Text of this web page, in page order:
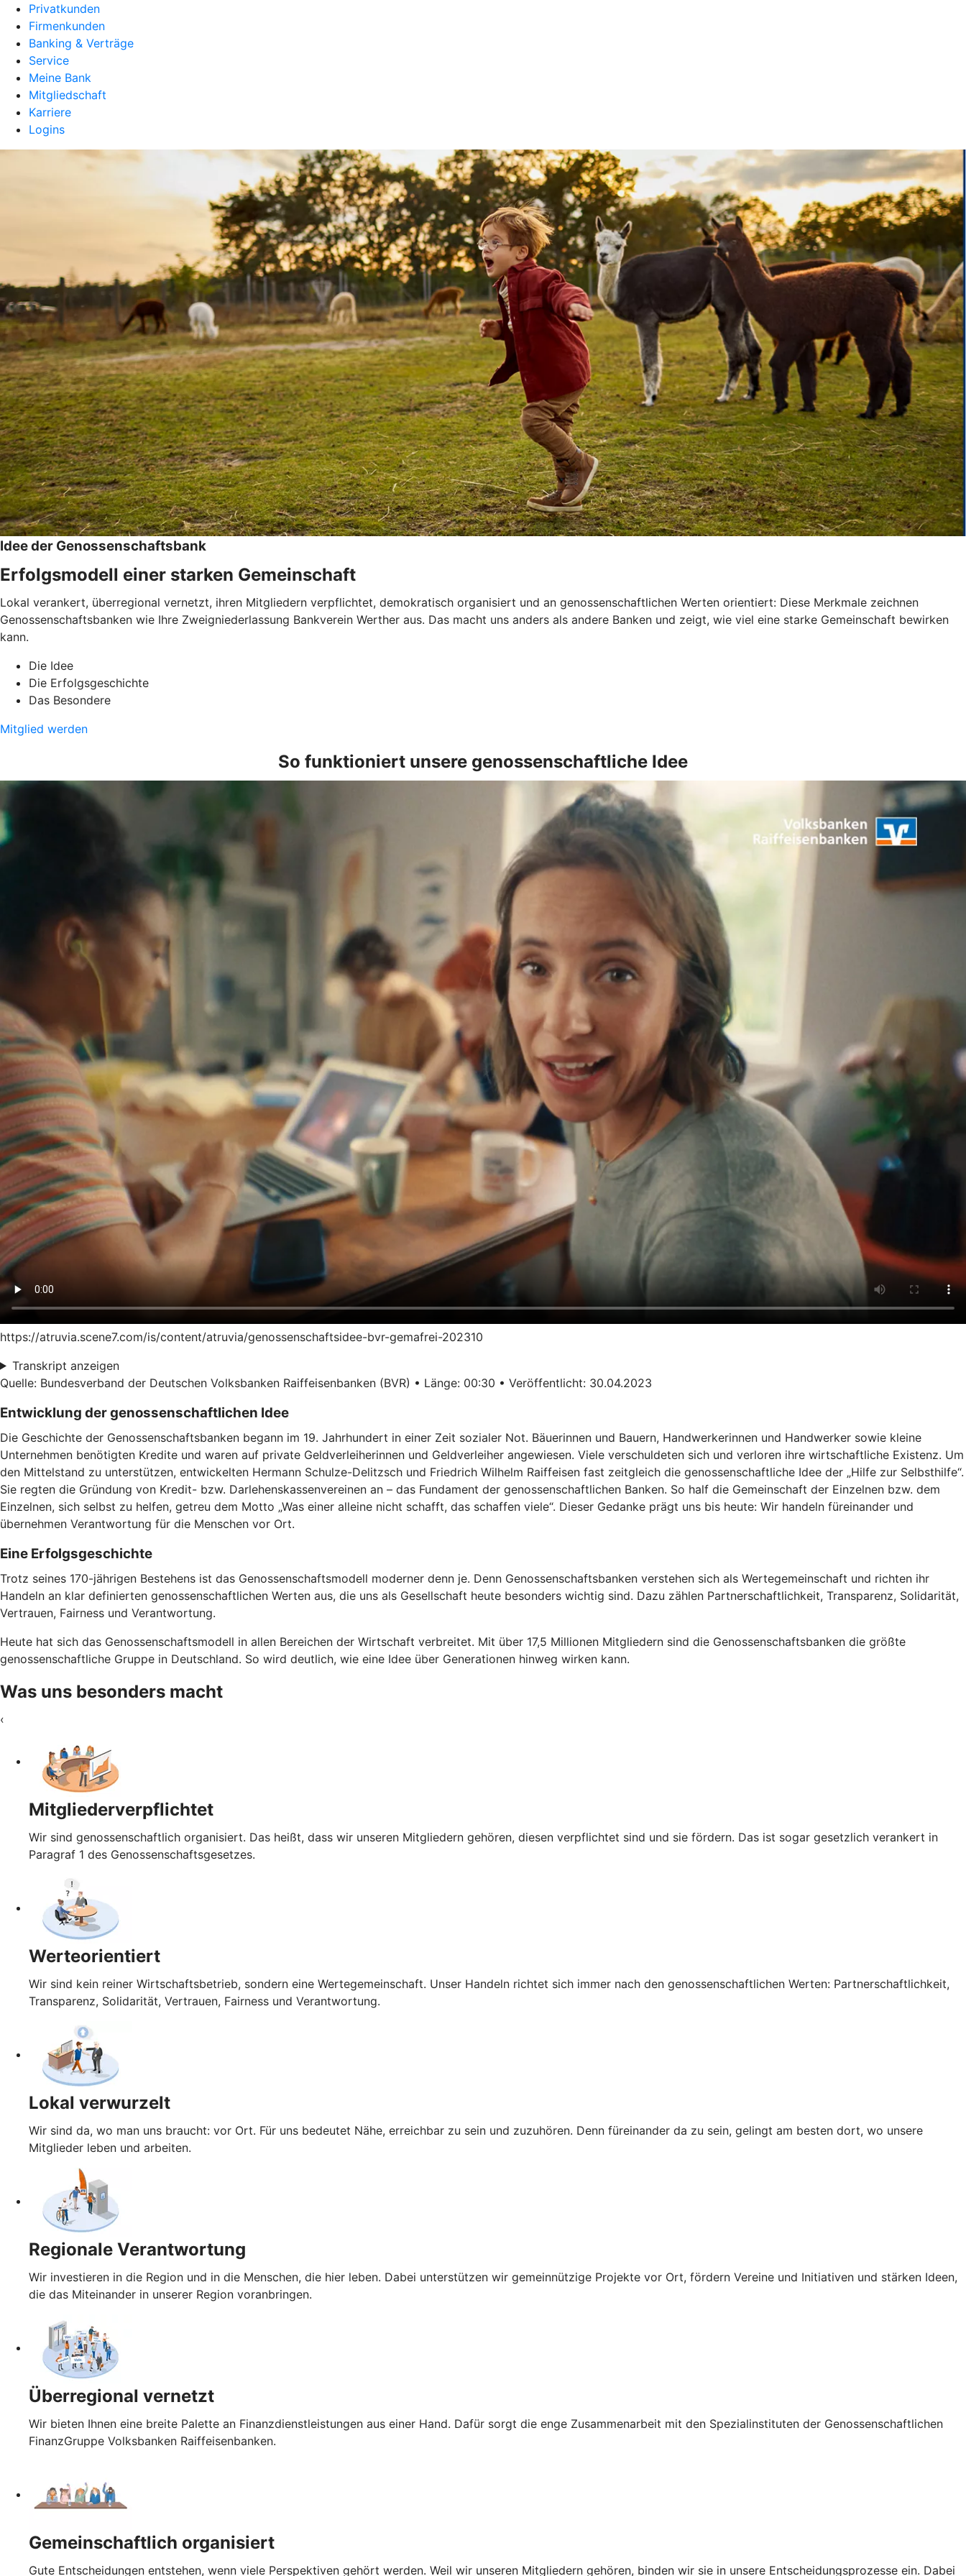
Privatkunden
Firmenkunden
Banking & Verträge
Service
Meine Bank
Mitgliedschaft
Karriere
Logins
Idee der Genossenschaftsbank
Erfolgsmodell einer starken Gemeinschaft
Lokal verankert, überregional vernetzt, ihren Mitgliedern verpflichtet, demokratisch organisiert und an genossenschaftlichen Werten orientiert: Diese Merkmale zeichnen
Genossenschaftsbanken wie Ihre Zweigniederlassung Bankverein Werther aus. Das macht uns anders als andere Banken und zeigt, wie viel eine starke Gemeinschaft bewirken
kann.
Die Idee
Die Erfolgsgeschichte
Das Besondere
Mitglied werden
So funktioniert unsere genossenschaftliche Idee
https://atruvia.scene7.com/is/content/atruvia/genossenschaftsidee-bvr-gemafrei-202310
Transkript anzeigen
Quelle: Bundesverband der Deutschen Volksbanken Raiffeisenbanken (BVR) • Länge: 00:30 • Veröffentlicht: 30.04.2023
Entwicklung der genossenschaftlichen Idee
Die Geschichte der Genossenschaftsbanken begann im 19. Jahrhundert in einer Zeit sozialer Not. Bäuerinnen und Bauern, Handwerkerinnen und Handwerker sowie kleine
Unternehmen benötigten Kredite und waren auf private Geldverleiherinnen und Geldverleiher angewiesen. Viele verschuldeten sich und verloren ihre wirtschaftliche Existenz. Um
den Mittelstand zu unterstützen, entwickelten Hermann Schulze-Delitzsch und Friedrich Wilhelm Raiffeisen fast zeitgleich die genossenschaftliche Idee der „Hilfe zur Selbsthilfe“.
Sie regten die Gründung von Kredit- bzw. Darlehenskassenvereinen an – das Fundament der genossenschaftlichen Banken. So half die Gemeinschaft der Einzelnen bzw. dem
Einzelnen, sich selbst zu helfen, getreu dem Motto „Was einer alleine nicht schafft, das schaffen viele“. Dieser Gedanke prägt uns bis heute: Wir handeln füreinander und
übernehmen Verantwortung für die Menschen vor Ort.
Eine Erfolgsgeschichte
Trotz seines 170-jährigen Bestehens ist das Genossenschaftsmodell moderner denn je. Denn Genossenschaftsbanken verstehen sich als Wertegemeinschaft und richten ihr
Handeln an klar definierten genossenschaftlichen Werten aus, die uns als Gesellschaft heute besonders wichtig sind. Dazu zählen Partnerschaftlichkeit, Transparenz, Solidarität,
Vertrauen, Fairness und Verantwortung.
Heute hat sich das Genossenschaftsmodell in allen Bereichen der Wirtschaft verbreitet. Mit über 17,5 Millionen Mitgliedern sind die Genossenschaftsbanken die größte
genossenschaftliche Gruppe in Deutschland. So wird deutlich, wie eine Idee über Generationen hinweg wirken kann.
Was uns besonders macht
‹
Mitgliederverpflichtet
Wir sind genossenschaftlich organisiert. Das heißt, dass wir unseren Mitgliedern gehören, diesen verpflichtet sind und sie fördern. Das ist sogar gesetzlich verankert in
Paragraf 1 des Genossenschaftsgesetzes.
Werteorientiert
Wir sind kein reiner Wirtschaftsbetrieb, sondern eine Wertegemeinschaft. Unser Handeln richtet sich immer nach den genossenschaftlichen Werten: Partnerschaftlichkeit,
Transparenz, Solidarität, Vertrauen, Fairness und Verantwortung.
Lokal verwurzelt
Wir sind da, wo man uns braucht: vor Ort. Für uns bedeutet Nähe, erreichbar zu sein und zuzuhören. Denn füreinander da zu sein, gelingt am besten dort, wo unsere
Mitglieder leben und arbeiten.
Regionale Verantwortung
Wir investieren in die Region und in die Menschen, die hier leben. Dabei unterstützen wir gemeinnützige Projekte vor Ort, fördern Vereine und Initiativen und stärken Ideen,
die das Miteinander in unserer Region voranbringen.
Überregional vernetzt
Wir bieten Ihnen eine breite Palette an Finanzdienstleistungen aus einer Hand. Dafür sorgt die enge Zusammenarbeit mit den Spezialinstituten der Genossenschaftlichen
FinanzGruppe Volksbanken Raiffeisenbanken.
Gemeinschaftlich organisiert
Gute Entscheidungen entstehen, wenn viele Perspektiven gehört werden. Weil wir unseren Mitgliedern gehören, binden wir sie in unsere Entscheidungsprozesse ein. Dabei